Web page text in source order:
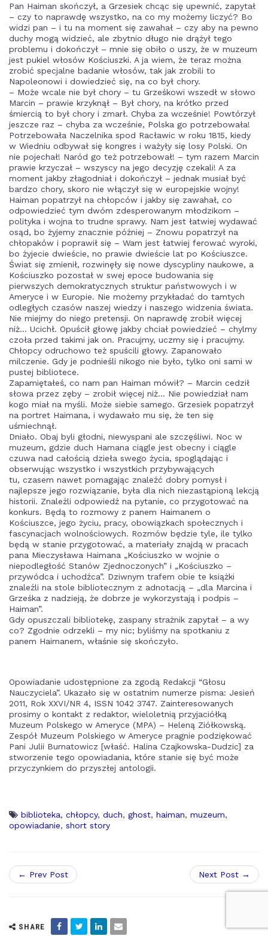
Pan Haiman skończył, a Grzesiek chcąc się upewnić, zapytał
– czy to naprawdę wszystko, na co my możemy liczyć? Bo
widzi pan – i tu na moment się zawahał – czy aby na pewno
duchy mogą widzieć, ale zbytnio długo nie drążył tego
problemu i dokończył – mnie się obiło o uszy, że w muzeum
jest pukiel włosów Kościuszki. A ja wiem, że teraz można
zrobić specjalne badanie włosów, tak jak zrobili to
Napoleonowi i dowiedzieć się, na co był chory.
– Może wcale nie był chory – tu Grześkowi wszedł w słowo
Marcin – prawie krzyknął – Był chory, na krótko przed
śmiercią to był chory i zmarł. Chyba za wcześnie! Powtórzył
jeszcze raz – chyba za wcześnie, Polska go potrzebowała!
Potrzebowała Naczelnika spod Racławic w roku 1815, kiedy
w Wiedniu odbywał się kongres i ważyły się losy Polski. On
nie pojechał! Naród go też potrzebował! – tym razem Marcin
prawie krzyczał – wszyscy na jego decyzję czekali! A za
moment jakby złagodniał i dokończył – jednak musiał być
bardzo chory, skoro nie włączył się w europejskie wojny!
Haiman popatrzył na chłopców i jakby się zawahał, co
odpowiedzieć tym dwóm zdesperowanym młodzikom –
polityka i wojna to trudne sprawy. Nam jest łatwiej wydawać
osąd, bo żyjemy znacznie później – Znowu popatrzył na
chłopaków i poprawił się – Wam jest łatwiej ferować wyroki,
bo żyjecie dwieście, no prawie dwieście lat po Kościuszce.
Świat się zmienił, rozwinęły się nowe dyscypliny naukowe, a
Kościuszko pozostał w swej epoce budowania się
pierwszych demokratycznych struktur państwowych i w
Ameryce i w Europie. Nie możemy przykładać do tamtych
odległych czasów naszej wiedzy i naszego widzenia świata.
Nie miejmy do niego pretensji. On naprawdę zrobił więcej
niż… Ucichł. Opuścił głowę jakby chciał powiedzieć – chylmy
czoła przed takimi jak on. Pracujmy, uczmy się i pracujmy.
Chłopcy odruchowo też spuścili głowy. Zapanowało
milczenie. Gdy je podnieśli nikogo nie było, tylko oni sami w
pustej bibliotece.
Zapamiętałeś, co nam pan Haiman mówił? – Marcin cedził
słowa przez zęby – zrobił więcej niż… Nie powiedział nam
kogo miał na myśli. Może siebie samego. Grzesiek popatrzył
na portret Haimana, i wydawało mu się, że ten się
uśmiechnął.
Dniało. Obaj byli głodni, niewyspani ale szczęśliwi. Noc w
muzeum, gdzie duch Hamana ciągle jest obecny i ciągle
czuwa nad całością dzieła swego życia, spoglądając i
obserwując wszystko i wszystkich przybywających
tu, czasem nawet pomagając znaleźć dobry pomysł i
najlepsze jego rozwiązanie, była dla nich niezastąpioną lekcją
historii. Znaleźli odpowiedź na pytanie, co przygotować na
konkurs. Będą to rozmowy z panem Haimanem o
Kościuszce, jego życiu, pracy, obowiązkach społecznych i
fascynacjach wolnościowych. Rozmów będzie tyle, ile tylko
będą w stanie przygotować, a materiały znajdą w pracach
pana Mieczysława Haimana „Kościuszko w wojnie o
niepodległość Stanów Zjednoczonych” i „Kościuszko –
przywódca i uchodźca”. Dziwnym trafem obie te książki
znaleźli na stole bibliotecznym z adnotacją – „dla Marcina i
Grześka z nadzieją, że dobrze je wykorzystają i podpis –
Haiman”.
Gdy opuszczali bibliotekę, zaspany strażnik zapytał – a wy
co? Zgodnie odrzekli – my nic; byliśmy na spotkaniu z
panem Haimanem, właśnie się skończyło.
Opowiadanie udostępnione za zgodą Redakcji “Głosu
Nauczyciela”. Ukazało się w ostatnim numerze pisma: Jesień
2011, Rok XXVI/NR 4, ISSN 1042 3747. Zainteresowanych
prosimy o kontakt z redaktor, wieloletnią przyjaciółką
Muzeum Polskego w Ameryce (MPA) – Heleną Ziółkowską.
Zespół Muzeum Polskiego w Ameryce pragnie podziękować
Pani Julii Burnatowicz [właść. Halina Czajkowska-Dudzic] za
stworzenie tego opowiadania, które stanie się być może
przyczynkiem do przyszłej antologii.
biblioteka, chłopcy, duch, ghost, haiman, muzeum,
opowiadanie, short story
← Prev Post Next Post →
SHARE